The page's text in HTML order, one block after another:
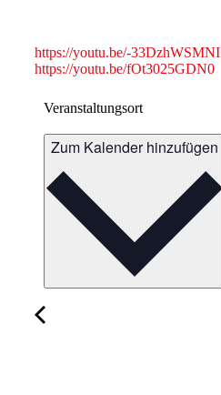
https://youtu.be/-33DzhWSMNI
https://youtu.be/fOt3025GDN0
Veranstaltungsort